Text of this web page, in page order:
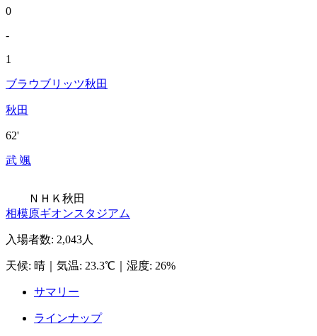
0
-
1
ブラウブリッツ秋田
秋田
62'
武 颯
ＮＨＫ秋田
相模原ギオンスタジアム
入場者数: 2,043人
天候: 晴 気温: 23.3℃ 湿度: 26%
サマリー
ラインナップ